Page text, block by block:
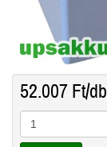
52.007Ft/db